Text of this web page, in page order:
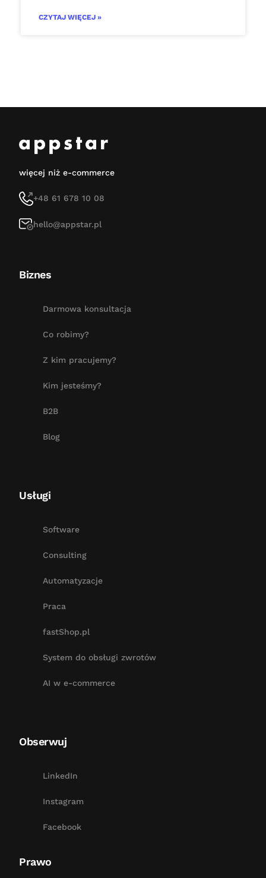
CZYTAJ WIĘCEJ »
więcej niż e-commerce
+48 61 678 10 08
hello@appstar.pl
Biznes
Darmowa konsultacja
Co robimy?
Z kim pracujemy?
Kim jesteśmy?
B2B
Blog
Usługi
Software
Consulting
Automatyzacje
Praca
fastShop.pl
System do obsługi zwrotów
AI w e-commerce
Obserwuj
LinkedIn
Instagram
Facebook
Prawo